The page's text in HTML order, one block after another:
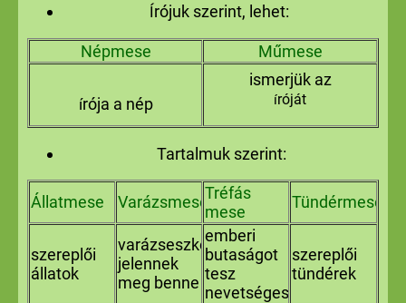
rójuk szerint, lehet:
Népmese Műmese
írója a nép
ismerjük az
íróját
Tartalmuk szerint:
Állatmese VarázsmeseTréfás
mese
Tündérmese
szereplői
állatok
varázseszközök
jelennek
meg benne
emberi
butaságot
tesz
nevetségessé
szereplői
tündérek